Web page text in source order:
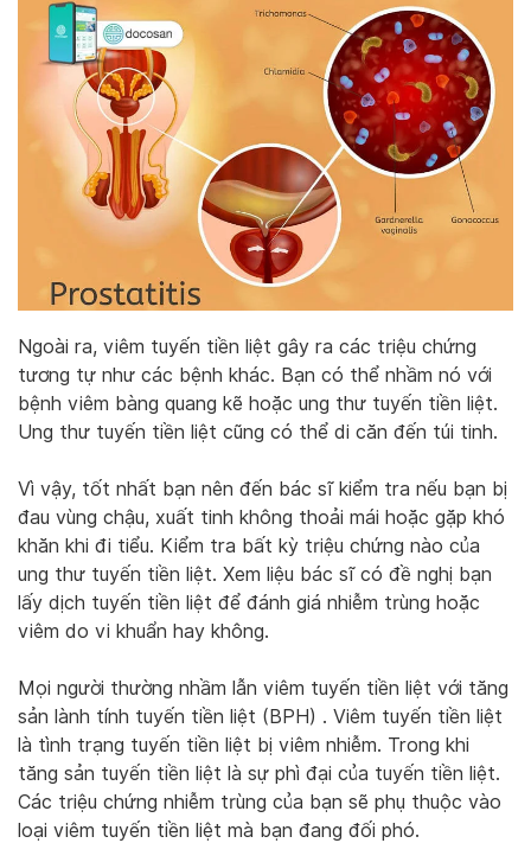
Ngoài ra, viêm tuyến tiền liệt gây ra các triệu chứng
tương tự như các bệnh khác. Bạn có thể nhầm nó với
bệnh viêm bàng quang kẽ hoặc ung thư tuyến tiền liệt.
Ung thư tuyến tiền liệt cũng có thể di căn đến túi tinh.
Vì vậy, tốt nhất bạn nên đến bác sĩ kiểm tra nếu bạn bị
đau vùng chậu, xuất tinh không thoải mái hoặc gặp khó
khăn khi đi tiểu. Kiểm tra bất kỳ triệu chứng nào của
ung thư tuyến tiền liệt. Xem liệu bác sĩ có đề nghị bạn
lấy dịch tuyến tiền liệt để đánh giá nhiễm trùng hoặc
viêm do vi khuẩn hay không.
Mọi người thường nhầm lẫn viêm tuyến tiền liệt với tăng
sản lành tính tuyến tiền liệt (BPH) . Viêm tuyến tiền liệt
là tình trạng tuyến tiền liệt bị viêm nhiễm. Trong khi
tăng sản tuyến tiền liệt là sự phì đại của tuyến tiền liệt.
Các triệu chứng nhiễm trùng của bạn sẽ phụ thuộc vào
loại viêm tuyến tiền liệt mà bạn đang đối phó.